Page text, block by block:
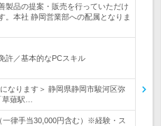
製品の提案・販売を行っていただけ
。本社 静岡営業部への配属となりま
許／基本的なPCスキル
なります＞ 静岡県静岡市駿河区弥
薙駅…
一律手当30,000円含む）※経験・ス